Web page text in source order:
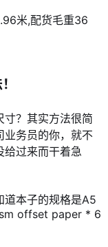
米,配货毛重36
？其实方法很简
业务员的你，就不
给过来而干着急
本子的规格是A5
offset paper * 6